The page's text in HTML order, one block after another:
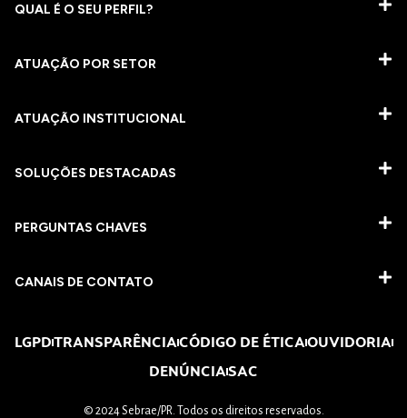
QUAL É O SEU PERFIL?
ATUAÇÃO POR SETOR
ATUAÇÃO INSTITUCIONAL
SOLUÇÕES DESTACADAS
PERGUNTAS CHAVES​
CANAIS DE CONTATO
LGPDTRANSPARÊNCIACÓDIGO DE ÉTICAOUVIDORIA
DENÚNCIASAC
© 2024 Sebrae/PR. Todos os direitos reservados.